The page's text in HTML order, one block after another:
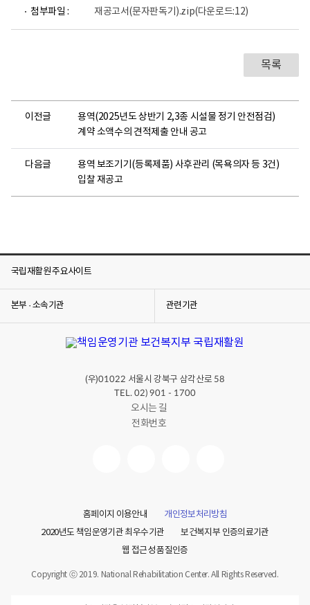
첨부파일 : 재공고서(문자판독기).zip(다운로드:12)
목록
이전글
용역(2025년도 상반기 2,3종 시설물 정기 안전점검)
계약 소액수의 견적제출 안내 공고
다음글
용역 보조기기(등록제품) 사후관리 (목욕의자 등 3건)
입찰 재공고
국립재활원 주요사이트
본부 · 소속기관 관련기관
(우)01022 서울시 강북구 삼각산로 58
TEL. 02) 901 - 1700
오시는 길
전화번호
홈페이지 이용안내
개인정보처리방침
2020년도 책임운영기관 최우수기관
보건복지부 인증의료기관
웹 접근성 품질인증
Copyright ⓒ 2019. National Rehabilitation Center. All Rights Reserved.